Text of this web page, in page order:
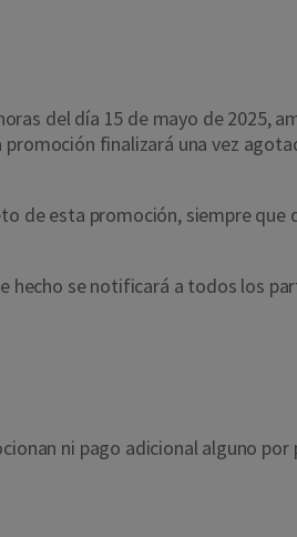
del día 15 de mayo de 2025,
finalizará una vez
de esta promoción, siempre que
hecho se notificará a todos los
ni pago adicional alguno